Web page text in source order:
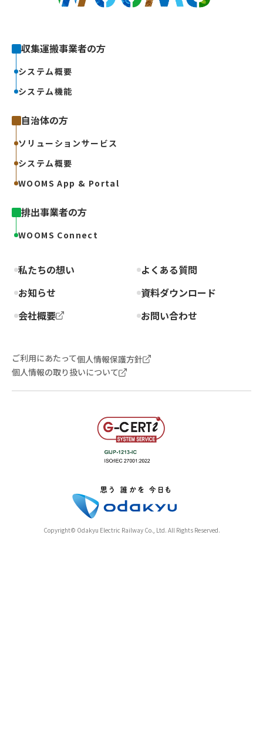
収集運搬事業者の方
システム概要
システム機能
自治体の方
ソリューションサービス
システム概要
WOOMS App & Portal
排出事業者の方
WOOMS Connect
私たちの想い
よくある質問
お知らせ
資料ダウンロード
お問い合わせ
会社概要
ご利用にあたって個人情報保護方針
個人情報の取り扱いについて
Copyright© Odakyu Electric Railway Co., Ltd. All Rights Reserved.